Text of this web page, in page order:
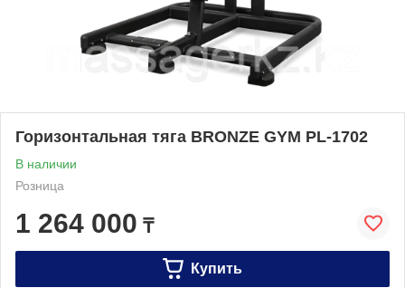
Горизонтальная тяга BRONZE GYM PL-1702
В наличии
Розница
1 264 000 ₸
Купить